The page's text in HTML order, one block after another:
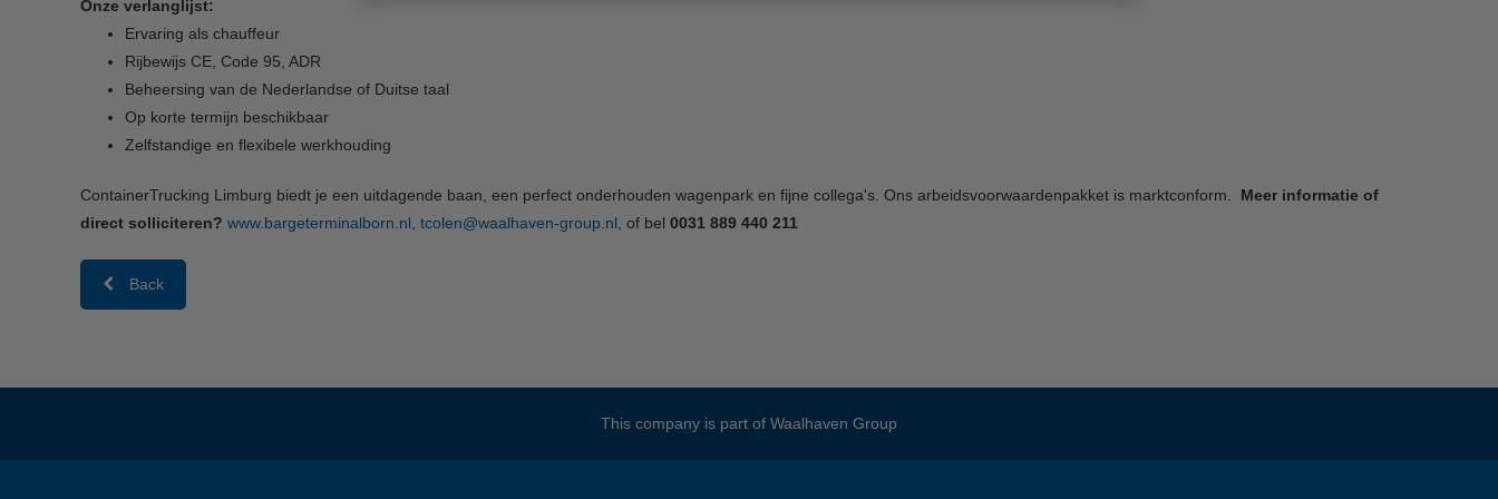
Onze verlanglijst:
Ervaring als chauffeur
Rijbewijs CE, Code 95, ADR
Beheersing van de Nederlandse of Duitse taal
Op korte termijn beschikbaar
Zelfstandige en flexibele werkhouding
ContainerTrucking Limburg biedt je een uitdagende baan, een perfect onderhouden wagenpark en fijne collega's. Ons arbeidsvoorwaardenpakket is marktconform. Meer informatie of
direct solliciteren? www.bargeterminalborn.nl tcolen@waalhaven-group.nl , of bel 0031 889 440 211
Back
This company is part of Waalhaven Group